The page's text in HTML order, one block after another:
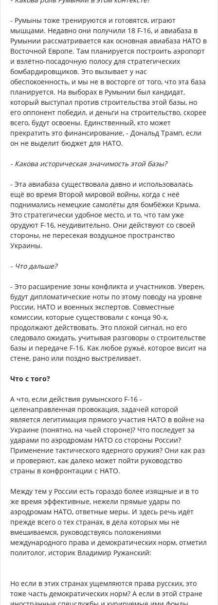
- Румыны тоже тренируются и готовятся, играют
мышцами. Недавно они получили 18 F-16, и авиабаза в
Румынии рассматривается как основная авиабаза НАТО в
Восточной Европе. Там планируется построить аэропорт
и взлётно-посадочную полосу для стратегических
бомбардировщиков. Это вызывает у нас
обеспокоенность, и мы не в восторге от того, что эта база
планируется. На выборах в Румынии был кандидат,
который выступал против строительства этой базы, но
его оппонент победил, и деньги на строительство, скорее
всего, будут освоены. Единственный, кто может
прекратить это финансирование, - Дональд Трамп, если
он не выделит бюджет для НАТО.
- Какова историческая значимость этой базы?
- Эта авиабаза существовала давно и использовалась
ещё во время Второй мировой войны, когда с неё
поднимались немецкие самолёты для бомбёжки Крыма.
Это стратегически удобное место, и то, что там уже
орудуют F-16, неудивительно. Они действуют со своей
стороны, не пересекая воздушное пространство
Украины.
- Что дальше?
- Это расширение зоны конфликта и участников. Уверен,
будут дипломатические ноты по этому поводу на уровне
России, НАТО и военных экспертов. Совместные
комиссии, которые существовали с конца 90-х,
продолжают действовать. Это плохой сигнал, но его
следовало ожидать, учитывая разговоры о строительстве
базы и передаче F-16. Как любое ружьё, которое висит на
стене, рано или поздно выстреливает.
Что с того?
А что, если действия румынского F-16 -
целенаправленная провокация, задачей которой
является легитимация прямого участия НАТО в войне на
Украине (понятно, на чьей стороне)? Что последует за
ударами по аэродромам НАТО со стороны России?
Применение тактического ядерного оружия? Они как раз
и проверяют, как далеко может пойти руководство
страны в конфронтации с НАТО.
Между тем у России есть гораздо более изящные и в то
же время эффективные, нежели прямые удары по
аэродромам НАТО, ответные меры. И здесь речь идёт
прежде всего о тех странах, в дела которых мы не
вмешиваемся, руководствуясь положениями
международного права и демократических норм, отметил
политолог, историк Владимир Ружанский:
Но если в этих странах ущемляются права русских, это
тоже часть демократических норм? А если в этой стране